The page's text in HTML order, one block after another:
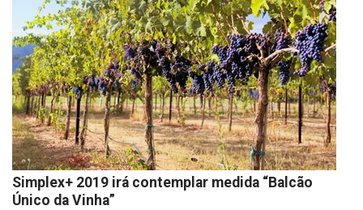
Simplex+ 2019 irá contemplar medida “Balcão
Único da Vinha”